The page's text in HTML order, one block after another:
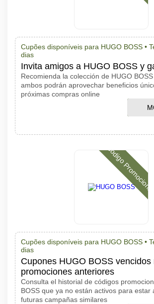
Cupões disponíveis para HUGO BOSS •
dias
Invita amigos a HUGO BOSS y
Recomienda la colección de HUGO
ambos podrán aprovechar beneficios
próximas compras online
Código Promocional
Cupões disponíveis para HUGO BOSS •
dias
Cupones HUGO BOSS vencidos
promociones anteriores
Consulta el historial de códigos
BOSS que ya no están activos para estar
futuras campañas similares